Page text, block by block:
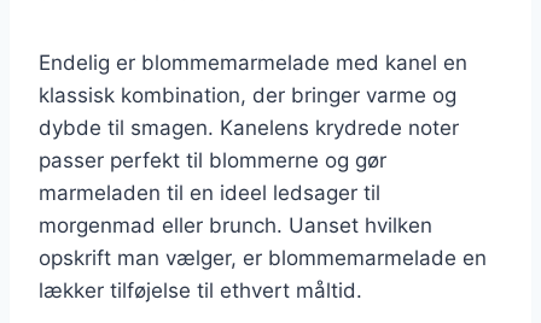
Endelig er blommemarmelade med kanel en
klassisk kombination, der bringer varme og
dybde til smagen. Kanelens krydrede noter
passer perfekt til blommerne og gør
marmeladen til en ideel ledsager til
morgenmad eller brunch. Uanset hvilken
opskrift man vælger, er blommemarmelade en
lækker tilføjelse til ethvert måltid.